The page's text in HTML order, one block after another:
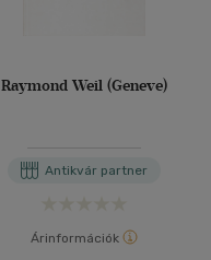
Raymond Weil (Geneve)
Antikvár partner
Árinformációk